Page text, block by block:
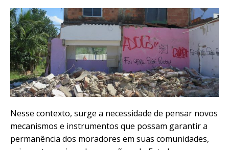
Nesse contexto, surge a necessidade de pensar novos
mecanismos e instrumentos que possam garantir a
permanência dos moradores em suas comunidades,